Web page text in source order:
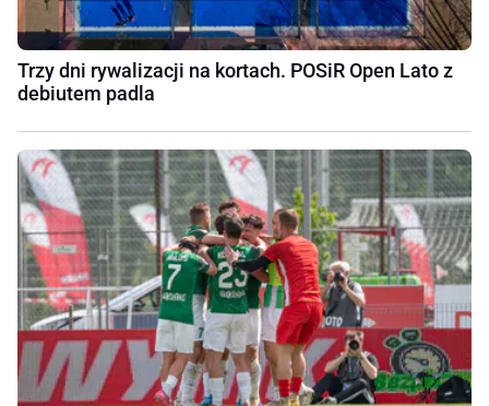
Trzy dni rywalizacji na kortach. POSiR Open Lato z
debiutem padla